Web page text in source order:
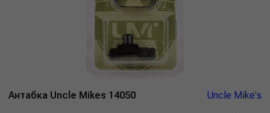
Антабка Uncle Mikes 14050 Uncle Mike's